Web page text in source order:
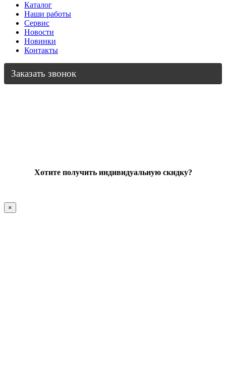
Каталог
Наши работы
Сервис
Новости
Новинки
Контакты
Заказать звонок
Хотите получить индивидуальную скидку?
×